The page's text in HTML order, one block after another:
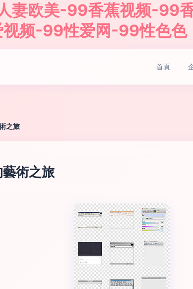
妻欧美-99香蕉视频-99
频-99性爱网-99性色色
首頁
之旅
術之旅